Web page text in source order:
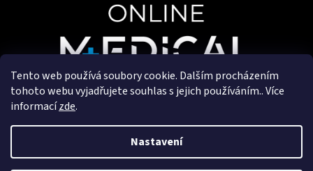
Tento web používá soubory cookie. Dalším procházením
tohoto webu vyjadřujete souhlas s jejich používáním.. Více
informacízde.
Nastavení
Copyright 2025OnlineMedical.cz. Všechna práva
Vytvořil a marketingově zajišťuje